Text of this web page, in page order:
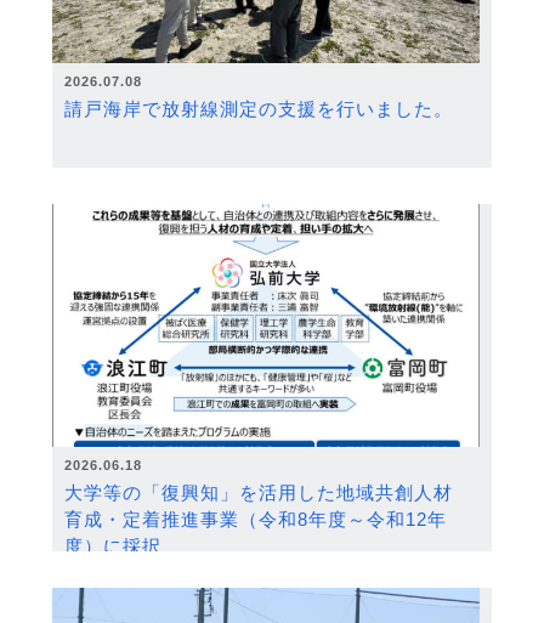
2026.07.08
請戸海岸で放射線測定の支援を行いました。
2026.06.18
大学等の「復興知」を活用した地域共創人材
育成・定着推進事業（令和8年度～令和12年
度）に採択